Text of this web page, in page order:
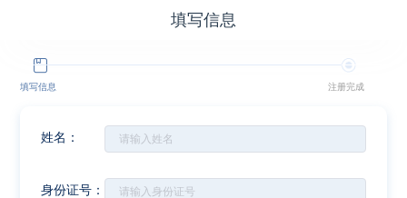
填写信息
填写信息 注册完成
姓名：
身份证号：